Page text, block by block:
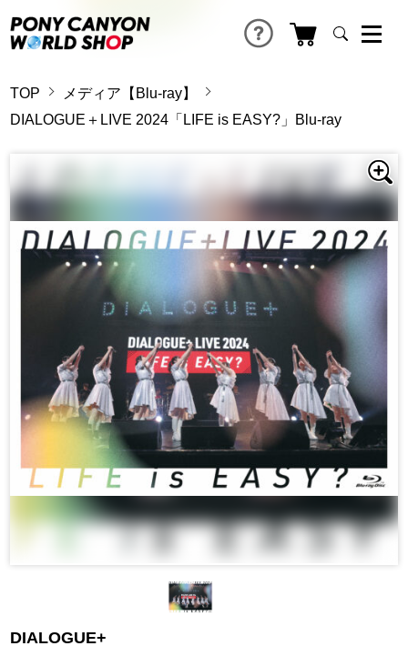
TOP
メディア【Blu-ray】
DIALOGUE＋LIVE 2024「LIFE is EASY?」Blu-ray
DIALOGUE+